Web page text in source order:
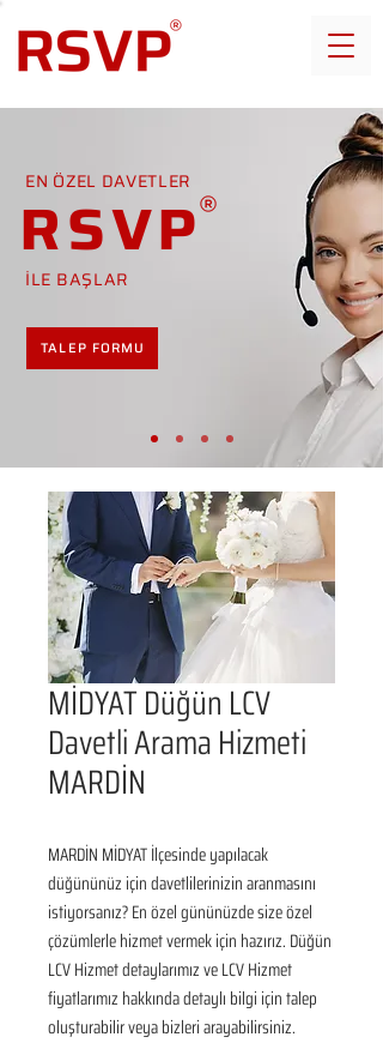
EN ÖZEL DAVETLER
RSVP
İLE BAŞLAR
TALEP FORMU
MİDYAT Düğün LCV
Davetli Arama Hizmeti
MARDİN
MARDİN MİDYAT İlçesinde yapılacak
düğününüz için davetlilerinizin aranmasını
istiyorsanız? En özel gününüzde size özel
çözümlerle hizmet vermek için hazırız. Düğün
LCV Hizmet detaylarımız ve LCV Hizmet
fiyatlarımız hakkında detaylı bilgi için talep
oluşturabilir veya bizleri arayabilirsiniz.